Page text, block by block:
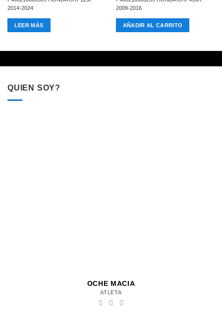
2014-2024
LEER MÁS
2009-2016
AÑADIR AL CARRITO
QUIEN SOY?
OCHE MACIA
ATLETA